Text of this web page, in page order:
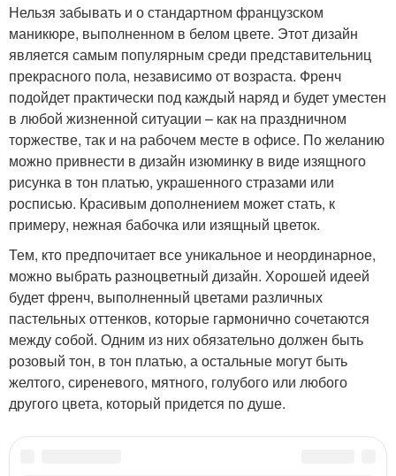
Нельзя забывать и о стандартном французском
маникюре, выполненном в белом цвете. Этот дизайн
является самым популярным среди представительниц
прекрасного пола, независимо от возраста. Френч
подойдет практически под каждый наряд и будет уместен
в любой жизненной ситуации – как на праздничном
торжестве, так и на рабочем месте в офисе. По желанию
можно привнести в дизайн изюминку в виде изящного
рисунка в тон платью, украшенного стразами или
росписью. Красивым дополнением может стать, к
примеру, нежная бабочка или изящный цветок.
Тем, кто предпочитает все уникальное и неординарное,
можно выбрать разноцветный дизайн. Хорошей идеей
будет френч, выполненный цветами различных
пастельных оттенков, которые гармонично сочетаются
между собой. Одним из них обязательно должен быть
розовый тон, в тон платью, а остальные могут быть
желтого, сиреневого, мятного, голубого или любого
другого цвета, который придется по душе.
Категории: